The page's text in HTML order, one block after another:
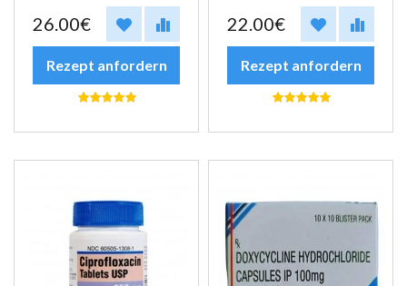
26.00€
Rezept anfordern
22.00€
Rezept anfordern